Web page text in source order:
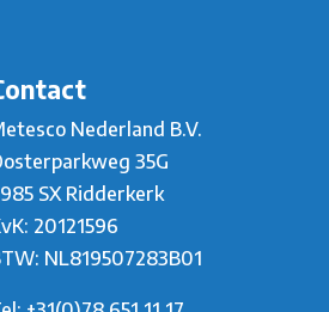
Nederland B.V.
35G
SX Ridderkerk
20121596
NL819507283B01